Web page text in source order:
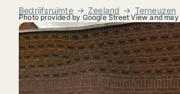
Bedrijfsruimte Zeeland Terneuzen
Photo provided by Google Street View and